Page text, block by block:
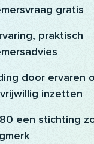
gratis
praktisch
door ervaren
inzetten
een stichting